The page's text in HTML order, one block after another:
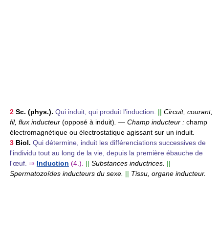
2 Sc. (phys.). Qui induit, qui produit l'induction. || Circuit, courant,
fil, flux inducteur (opposé à induit). — Champ inducteur : champ
électromagnétique ou électrostatique agissant sur un induit.
3 Biol. Qui détermine, induit les différenciations successives de
l'individu tout au long de la vie, depuis la première ébauche de
l'œuf. ⇒ Induction (4.). || Substances inductrices. ||
Spermatozoïdes inducteurs du sexe. || Tissu, organe inducteur.